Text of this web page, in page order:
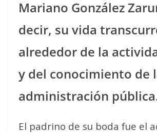
Mariano González
decir, su vida
alrededor de la
y del conocimiento de
administración
El padrino de su boda fue el